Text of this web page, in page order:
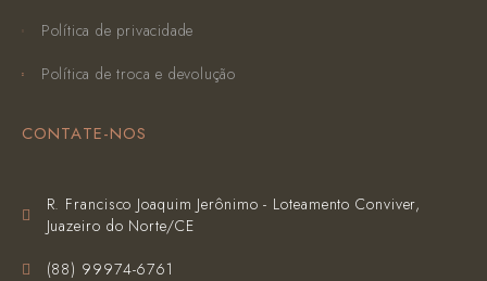
Política de privacidade
Política de troca e devolução
CONTATE-NOS
R. Francisco Joaquim Jerônimo - Loteamento Conviver,
Juazeiro do Norte/CE
(‪88) 99974-6761‬